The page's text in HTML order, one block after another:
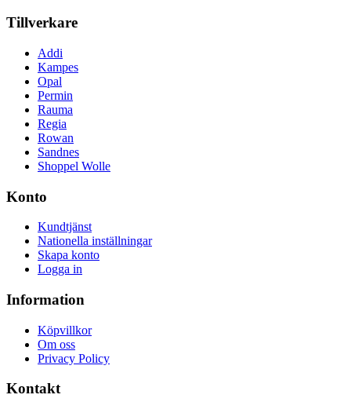
Tillverkare
Addi
Kampes
Opal
Permin
Rauma
Regia
Rowan
Sandnes
Shoppel Wolle
Konto
Kundtjänst
Nationella inställningar
Skapa konto
Logga in
Information
Köpvillkor
Om oss
Privacy Policy
Kontakt